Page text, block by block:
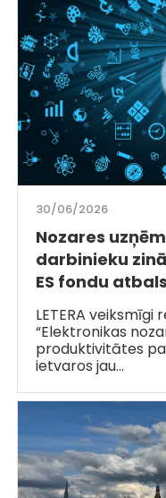
30/06/2026
Nozares
darbinieku
ES fondu
LETERA veiksmīgi
“Elektronikas
produktivitātes
ietvaros jau…